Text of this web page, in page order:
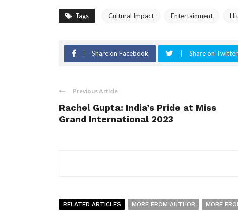
Tags Cultural Impact Entertainment
Share on Facebook Share on Twitter
Previous Article
Rachel Gupta: India’s Pride at Miss
Grand International 2023
RELATED ARTICLES MORE FROM AUTHOR MORE